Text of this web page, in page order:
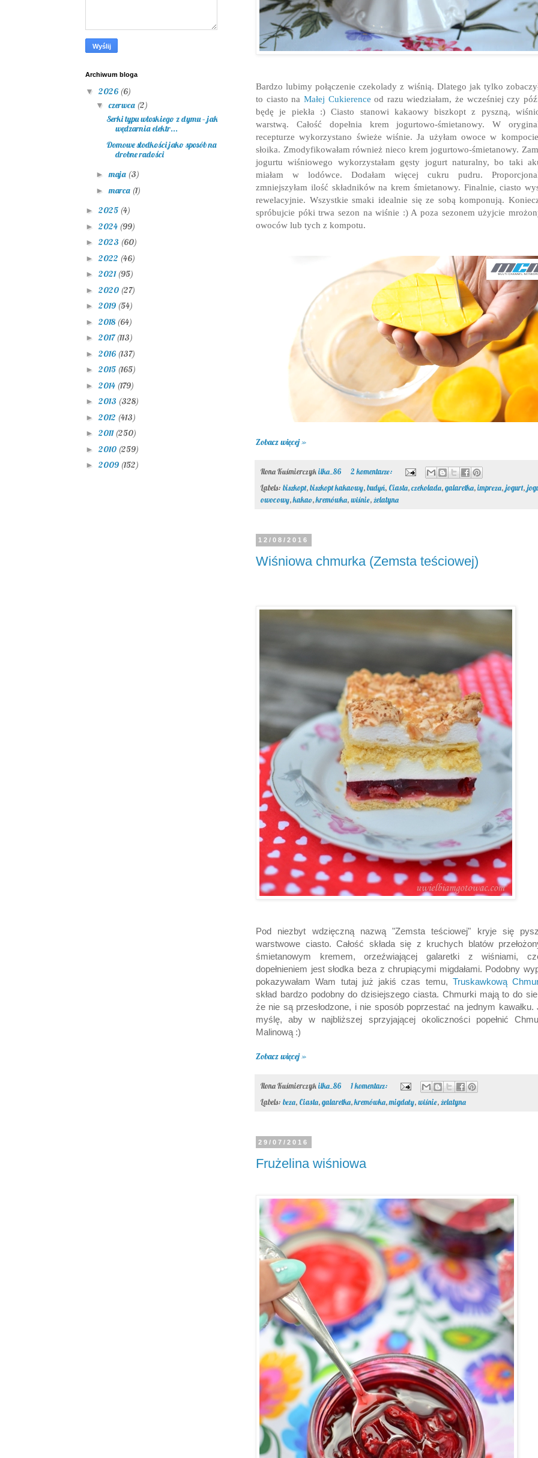
Bardzo lubimy połączenie czekolady z wiśnią. Dlatego jak tylko
to ciasto na Małej Cukierence od razu wiedziałam, że wcześniej czy
będę je piekła :) Ciasto stanowi kakaowy biszkopt z pyszną,
warstwą. Całość dopełnia krem jogurtowo-śmietanowy. W
recepturze wykorzystano świeże wiśnie. Ja użyłam owoce w
słoika. Zmodyfikowałam również nieco krem jogurtowo-śmietanowy.
jogurtu wiśniowego wykorzystałam gęsty jogurt naturalny, bo taki
miałam w lodówce. Dodałam więcej cukru pudru.
zmniejszyłam ilość składników na krem śmietanowy. Finalnie, ciasto
rewelacyjnie. Wszystkie smaki idealnie się ze sobą komponują.
spróbujcie póki trwa sezon na wiśnie :) A poza sezonem użyjcie
owoców lub tych z kompotu.
Zobacz więcej »
Ilona Kuśmierczykilka_86
2 komentarze:
Labels: biszkopt,biszkopt kakaowy,budyń, Ciasta,czekolada,galaretka,impreza,jogurt,
owocowy,kakao,kremówka,wiśnie,żelatyna
12/08/2016
Wiśniowa chmurka (Zemsta teściowej)
Pod niezbyt wdzięczną nazwą "Zemsta teściowej" kryje się
warstwowe ciasto. Całość składa się z kruchych blatów
śmietanowym kremem, orzeźwiającej galaretki z wiśniami,
dopełnieniem jest słodka beza z chrupiącymi migdałami. Podobny
pokazywałam Wam tutaj już jakiś czas temu, Truskawkową
skład bardzo podobny do dzisiejszego ciasta. Chmurki mają to do
że nie są przesłodzone, i nie sposób poprzestać na jednym kawałku.
myślę, aby w najbliższej sprzyjającej okoliczności popełnić
Malinową :)
Zobacz więcej »
Ilona Kuśmierczykilka_86
1 komentarz:
Labels: beza, Ciasta,galaretka,kremówka,migdały,wiśnie,żelatyna
29/07/2016
Frużelina wiśniowa
Archiwum bloga
▼ 2026 (6)
▼czerwca (2)
Serki typu włoskiego z dymu – jak
wędzarnia elektr...
Domowe słodkości jako sposób na
drobne radości
►maja (3)
► marca (1)
► 2025 (4)
► 2024 (99)
► 2023 (60)
► 2022 (46)
► 2021 (95)
► 2020 (27)
► 2019 (54)
► 2018 (64)
► 2017(113)
► 2016 (137)
► 2015 (165)
► 2014 (179)
► 2013 (328)
► 2012 (413)
► 2011 (250)
► 2010 (259)
► 2009 (152)